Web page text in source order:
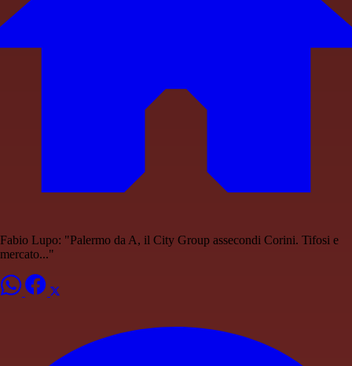
Fabio Lupo: "Palermo da A, il City Group assecondi Corini. Tifosi e
mercato..."